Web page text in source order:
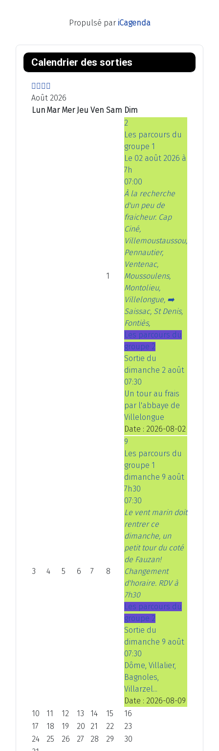
Propulsé par iCagenda
Calendrier des sorties
A
n
é
e
p
M
o
s
A
n
é
e
M
s
s
u
Août 2026
Lun Mar Mer Jeu Ven Sam Dim
1
2
Les parcours du
groupe 1
Le 02 août 2026 à
7h
07:00
À la recherche
d'un peu de
fraicheur. Cap
Ciné,
Villemoustaussou,
Pennautier,
Ventenac,
Moussoulens,
Montolieu,
Villelongue, ➡️
Saissac, St Denis,
Fontiès,
Les parcours du
groupe 2
Sortie du
dimanche 2 août
07:30
Un tour au frais
par l'abbaye de
Villelongue
Date : 2026-08-02
3 4 5 6 7 8
9
Les parcours du
groupe 1
dimanche 9 août
7h30
07:30
Le vent marin doit
rentrer ce
dimanche, un
petit tour du coté
de Fauzan!
Changement
d'horaire. RDV à
7h30
Les parcours du
groupe 2
Sortie du
dimanche 9 août
07:30
Dôme, Villalier,
Bagnoles,
Villarzel...
Date : 2026-08-09
10
11 12 13 14 15
16
17
18 19 20 21 22
23
24
25 26 27 28 29
30